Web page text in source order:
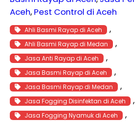
Aceh, Pest Control di Aceh
Ahli Basmi Rayap di Aceh ,
Ahli Basmi Rayap di Medan ,
Jasa Anti Rayap di Aceh ,
Jasa Basmi Rayap di Aceh ,
Jasa Basmi Rayap di Medan ,
Jasa Fogging Disinfektan di Aceh ,
Jasa Fogging Nyamuk di Aceh ,